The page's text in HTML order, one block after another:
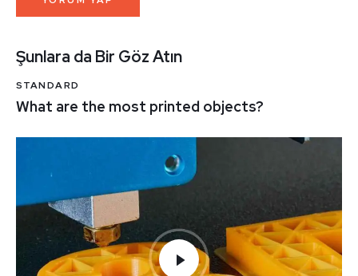
Şunlara da Bir Göz Atın
STANDARD
What are the most printed objects?